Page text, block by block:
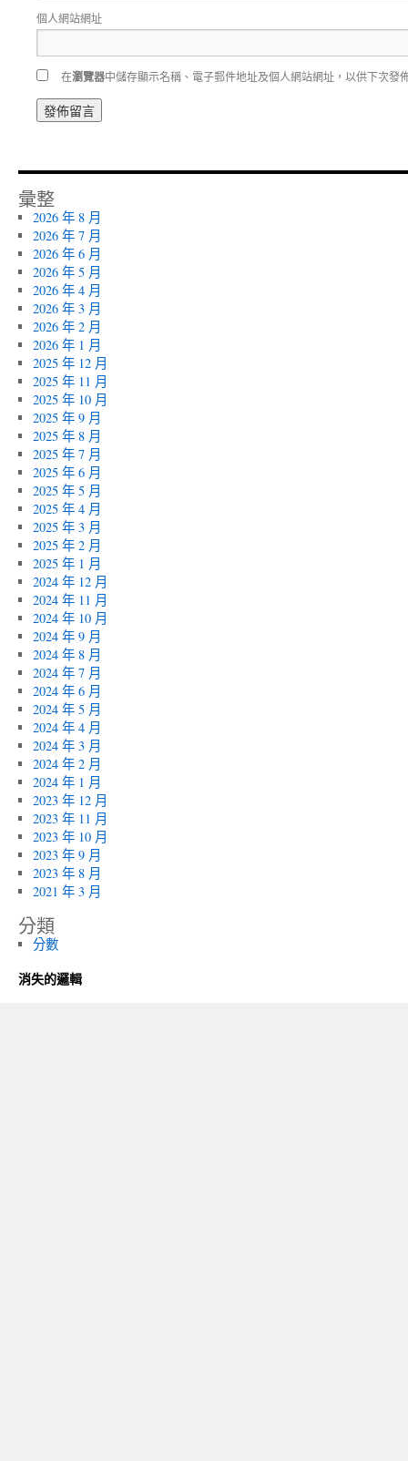
個人網站網址
在瀏覽器中儲存顯示名稱、電子郵件地址及個人網站網址，以供下次發
彙整
2026 年 8 月
2026 年 7 月
2026 年 6 月
2026 年 5 月
2026 年 4 月
2026 年 3 月
2026 年 2 月
2026 年 1 月
2025 年 12 月
2025 年 11 月
2025 年 10 月
2025 年 9 月
2025 年 8 月
2025 年 7 月
2025 年 6 月
2025 年 5 月
2025 年 4 月
2025 年 3 月
2025 年 2 月
2025 年 1 月
2024 年 12 月
2024 年 11 月
2024 年 10 月
2024 年 9 月
2024 年 8 月
2024 年 7 月
2024 年 6 月
2024 年 5 月
2024 年 4 月
2024 年 3 月
2024 年 2 月
2024 年 1 月
2023 年 12 月
2023 年 11 月
2023 年 10 月
2023 年 9 月
2023 年 8 月
2021 年 3 月
分類
分數
消失的邏輯